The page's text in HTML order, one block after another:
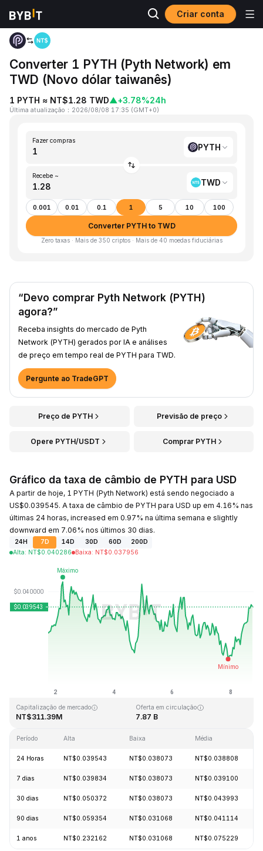
Criar conta
Página inicial
Converter 1 PYTH (Pyth Network) em
TWD (Novo dólar taiwanês)
1 PYTH ≈ NT$1.28 TWD▲+3.78%24h
Última atualização ： 2026/08/08 17:35 (GMT+0)
Fazer compras
PYTH
Recebe ~
TWD
0.001 0.01 0.1 1 5 10 100
Converter PYTH to TWD
Zero taxas · Mais de 350 criptos · Mais de 40 moedas fiduciárias
“Devo comprar Pyth Network (PYTH)
agora?”
Receba insights do mercado de Pyth
Network (PYTH) gerados por IA e análises
de preço em tempo real de PYTH para TWD.
Pergunte ao TradeGPT
Preço de PYTH Previsão de preço
Opere PYTH/USDT Comprar PYTH
Gráfico da taxa de câmbio de PYTH para USD
A partir de hoje, 1 PYTH (Pyth Network) está sendo negociado a
US$0.039545. A taxa de câmbio de PYTH para USD up em 4.16% nas
últimas 24 horas, increased em 0.97% na última semana e slightly
downward em 7.06% nos últimos 30 dias.
24H 7D 14D 30D 60D
200D
Alta: NT$0.040286 Baixa: NT$0.037956
NT$0.029535
Capitalização de mercado
NT$311.39M
Oferta em circulação
7.87 B
Período Alta Baixa Média
24 Horas NT$0.039543 NT$0.038073 NT$0.038808
7 dias NT$0.039834 NT$0.038073 NT$0.039100
30 dias NT$0.050372 NT$0.038073 NT$0.043993
90 dias NT$0.059354 NT$0.031068 NT$0.041114
1 anos NT$0.232162 NT$0.031068 NT$0.075229